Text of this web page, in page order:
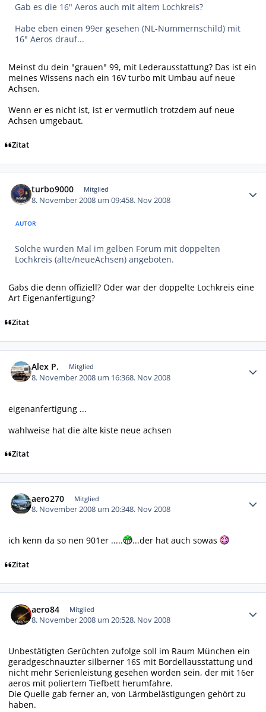
Gab es die 16" Aeros auch mit altem Lochkreis?
Habe eben einen 99er gesehen (NL-Nummernschild) mit
16" Aeros drauf...
Meinst du dein "grauen" 99, mit Lederausstattung? Das ist ein
meines Wissens nach ein 16V turbo mit Umbau auf neue
Achsen.
Wenn er es nicht ist, ist er vermutlich trotzdem auf neue
Achsen umgebaut.
Zitat
turbo9000 Mitglied
8. November 2008 um 09:458. Nov 2008
AUTOR
Solche wurden Mal im gelben Forum mit doppelten
Lochkreis (alte/neueAchsen) angeboten.
Gabs die denn offiziell? Oder war der doppelte Lochkreis eine
Art Eigenanfertigung?
Zitat
Alex P. Mitglied
8. November 2008 um 16:368. Nov 2008
eigenanfertigung ...
wahlweise hat die alte kiste neue achsen
Zitat
aero270 Mitglied
8. November 2008 um 20:348. Nov 2008
ich kenn da so nen 901er ..... ...der hat auch sowas
Zitat
aero84 Mitglied
8. November 2008 um 20:528. Nov 2008
Unbestätigten Gerüchten zufolge soll im Raum München ein
geradgeschnauzter silberner 16S mit Bordellausstattung und
nicht mehr Serienleistung gesehen worden sein, der mit 16er
aeros mit poliertem Tiefbett herumfahre.
Die Quelle gab ferner an, von Lärmbelästigungen gehört zu
haben.